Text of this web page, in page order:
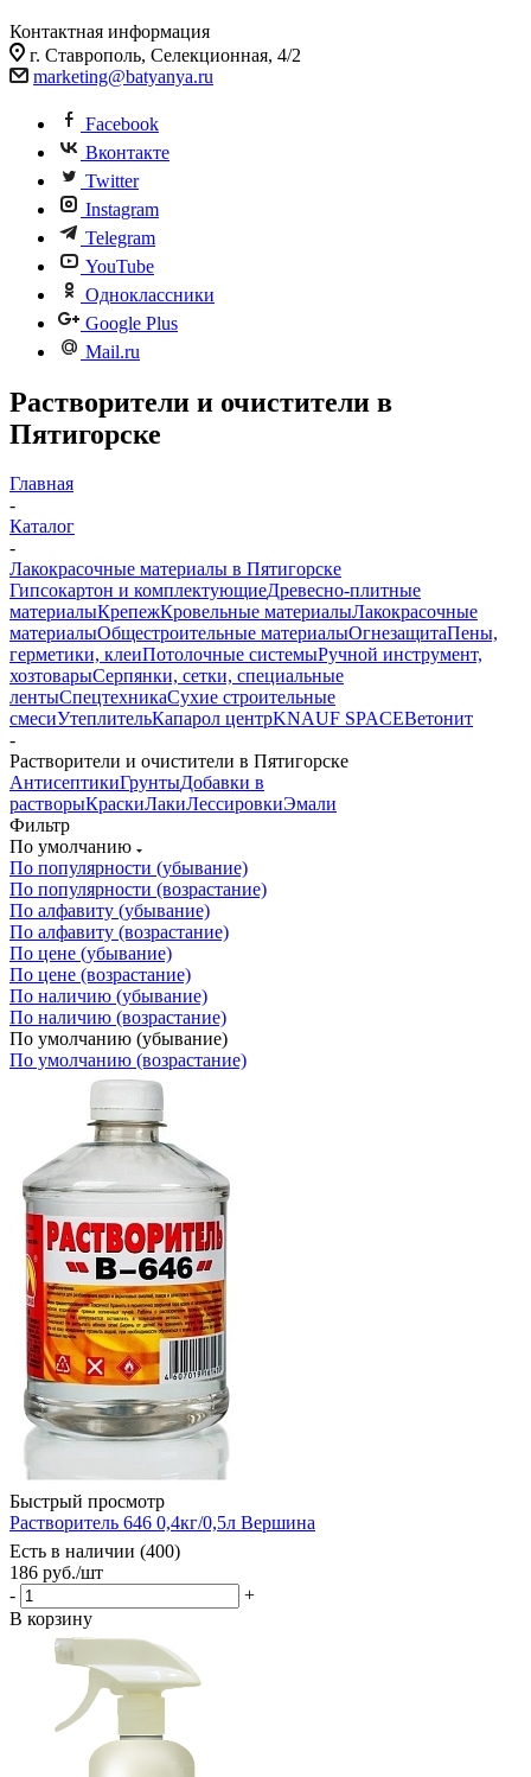
Контактная информация
г. Ставрополь, Селекционная, 4/2
marketing@batyanya.ru
Facebook
Вконтакте
Twitter
Instagram
Telegram
YouTube
Одноклассники
Google Plus
Mail.ru
Растворители и очистители в
Пятигорске
Главная
-
Каталог
-
Лакокрасочные материалы в Пятигорске
Гипсокартон и комплектующиеДревесно-плитные
материалыКрепежКровельные материалыЛакокрасочные
материалыОбщестроительные материалыОгнезащитаПены,
герметики, клеиПотолочные системыРучной инструмент,
хозтоварыСерпянки, сетки, специальные
лентыСпецтехникаСухие строительные
смесиУтеплительКапарол центрKNAUF SPACEВетонит
-
Растворители и очистители в Пятигорске
АнтисептикиГрунтыДобавки в
растворыКраскиЛакиЛессировкиЭмали
Фильтр
По умолчанию
По популярности (убывание)
По популярности (возрастание)
По алфавиту (убывание)
По алфавиту (возрастание)
По цене (убывание)
По цене (возрастание)
По наличию (убывание)
По наличию (возрастание)
По умолчанию (убывание)
По умолчанию (возрастание)
Быстрый просмотр
Растворитель 646 0,4кг/0,5л Вершина
Есть в наличии (400)
186 руб./шт
-
+
В корзину